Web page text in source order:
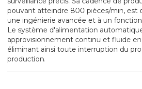
pouvant atteindre 800 pièces/min, est
une ingénierie avancée et à un
Le système d'alimentation
approvisionnement continu et fluide
éliminant ainsi toute interruption du
production.